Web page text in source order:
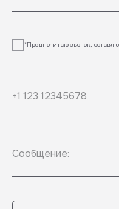
*Предпочитаю звонок,
+1 123 12345678
Сообщение: